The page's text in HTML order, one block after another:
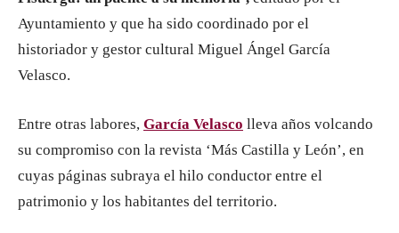
Ayuntamiento y que ha sido coordinado por el
historiador y gestor cultural Miguel Ángel García
Velasco.
Entre otras labores, García Velasco lleva años volcando
su compromiso con la revista ‘Más Castilla y León’, en
cuyas páginas subraya el hilo conductor entre el
patrimonio y los habitantes del territorio.